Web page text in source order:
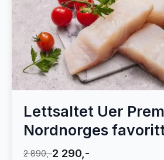
Lettsaltet Uer
Nordnorges
2 890,-2 290,-